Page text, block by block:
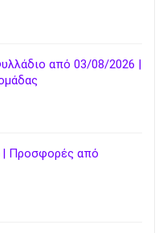
από 03/08/2026 |
| Προσφορές από